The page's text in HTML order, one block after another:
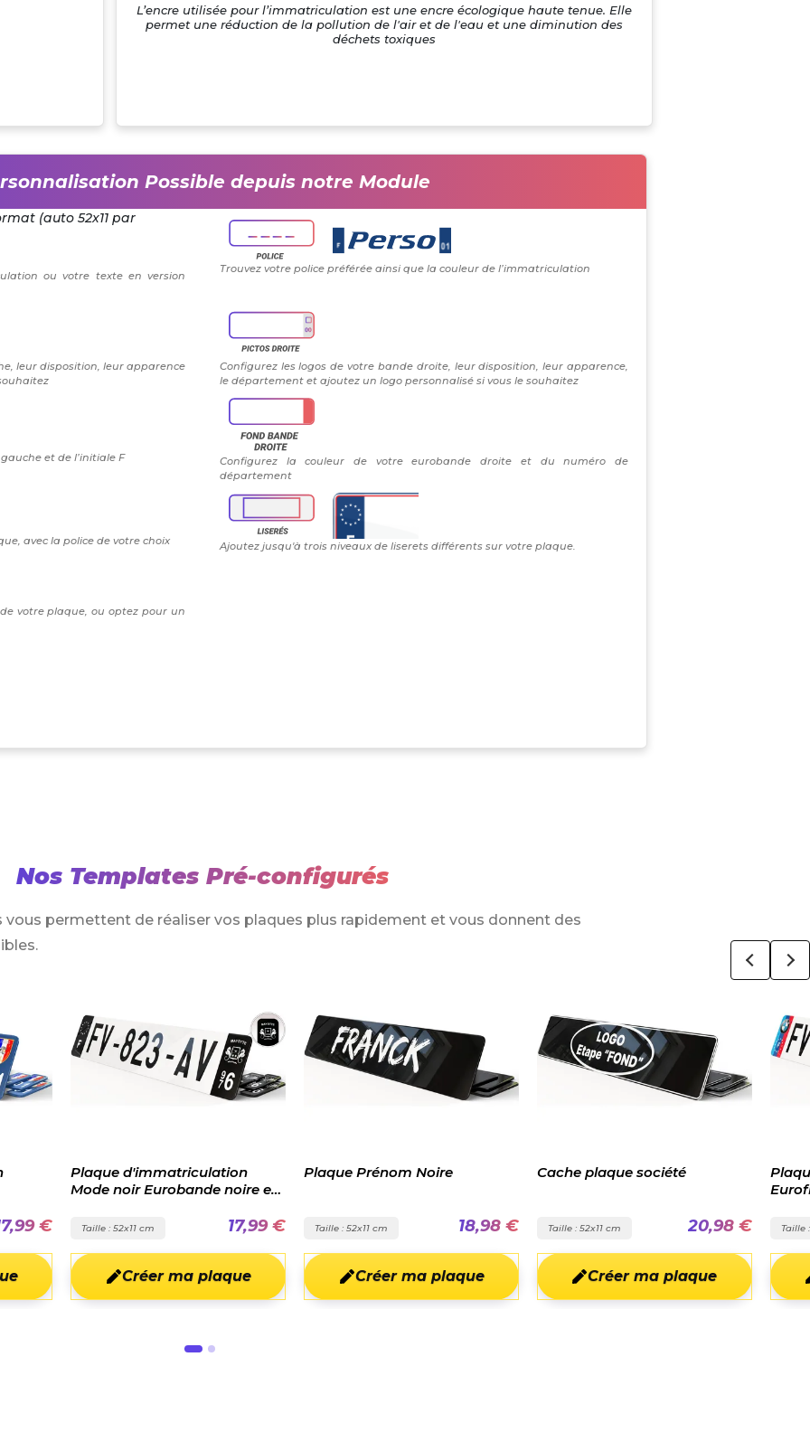
L’encre utilisée pour l’immatriculation est une encre écologique haute tenue. Elle
permet une réduction de la pollution de l'air et de l'eau et une diminution des
déchets toxiques
Possible depuis notre Module
(auto 52x11 par
ou votre texte en version
Trouvez votre police préférée ainsi que la couleur de l’immatriculation
leur disposition, leur apparence
Configurez les logos de votre bande droite, leur disposition, leur apparence,
le département et ajoutez un logo personnalisé si vous le souhaitez
et de l’initiale F
Configurez la couleur de votre eurobande droite et du numéro de
département
avec la police de votre choix Ajoutez jusqu'à trois niveaux de liserets différents sur votre plaque.
votre plaque, ou optez pour un
Nos Templates Pré-configurés
vous permettent de réaliser vos plaques plus rapidement et vous donnent des
noire et
17,99 €
plaque
Plaque Prénom Noire
Taille : 52x11 cm 18,98 €
Créer ma plaque
Cache plaque société
Taille : 52x11 cm 20,98 €
Créer ma plaque
Plaque immatriculation
Taille : 52x11 cm 21,98 €
Créer ma plaque